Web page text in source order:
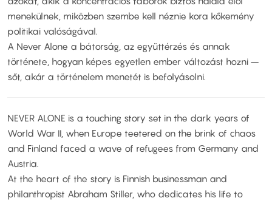
menekülnek, miközben szembe kell néznie kora kőkemény
politikai valóságával.
A Never Alone a bátorság, az együttérzés és annak
története, hogyan képes egyetlen ember változást hozni –
sőt, akár a történelem menetét is befolyásolni.
NEVER ALONE is a touching story set in the dark years of
World War II, when Europe teetered on the brink of chaos
and Finland faced a wave of refugees from Germany and
Austria.
At the heart of the story is Finnish businessman and
philanthropist Abraham Stiller, who dedicates his life to